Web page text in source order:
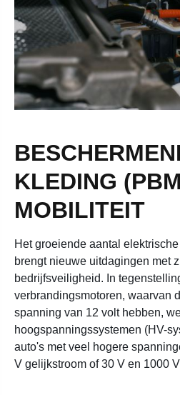
KLEDING
MOBILITEIT
Het groeiende aantal
brengt nieuwe uitdagingen met
bedrijfsveiligheid. In
verbrandingsmotoren, waarvan
spanning van 12 volt hebben,
hoogspanningssystemen (HV-
auto's met veel hogere
V gelijkstroom of 30 V en 1000